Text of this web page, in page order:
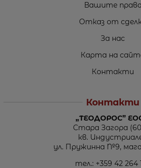
Вашите права
Отказ от
За нас
Карта на
Контакти
Контакти
„ТЕОДОРОС”
Стара Загора
кв.
ул. Пружинна №9,
тел.: +359 42 264